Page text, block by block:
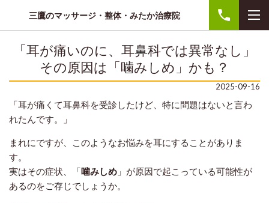
三鷹のマッサージ・整体・みたか治療院
「耳が痛いのに、耳鼻科では異常なし」
その原因は「噛みしめ」かも？
2025-09-16
「耳が痛くて耳鼻科を受診したけど、特に問題はないと言わ
れたんです。」
まれにですが、このようなお悩みを耳にすることがありま
す。
実はその症状、「噛みしめ 」が原因で起こっている可能性が
あるのをご存じでしょうか。